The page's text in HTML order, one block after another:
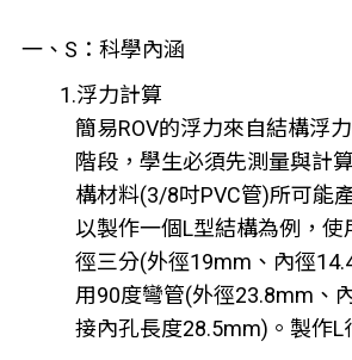
一、S：科學內涵
1.浮力計算
簡易ROV的浮力來自結構浮
階段，學生必須先測量與計
構材料(3/8吋PVC管)所可能
以製作一個L型結構為例，使
徑三分(外徑19mm、內徑
用90度彎管(外徑23.8mm、
接內孔長度28.5mm)。製作L